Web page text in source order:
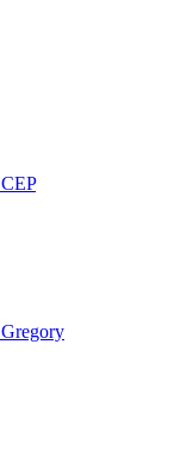
CEP
Gregory